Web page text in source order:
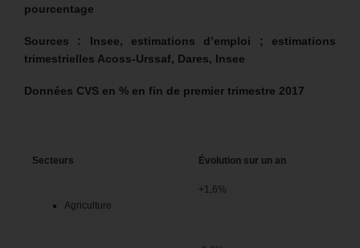
pourcentage
Sources : Insee, estimations d’emploi ; estimations
trimestrielles Acoss-Urssaf, Dares, Insee
Données CVS en % en fin de premier trimestre 2017
Secteurs Évolution sur un an
Agriculture
+1,6%